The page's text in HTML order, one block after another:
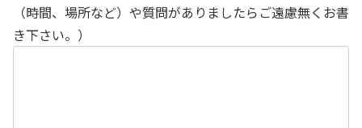
（時間、場所など）や質問がありましたらご遠慮無くお書
き下さい。）